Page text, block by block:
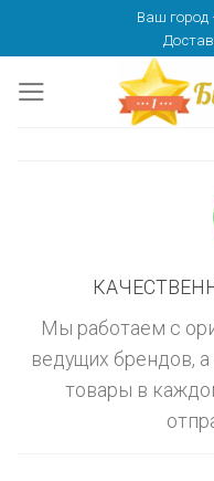
content
Ваш город
Мы работаем с
ведущих брендов,
товары в
изменить